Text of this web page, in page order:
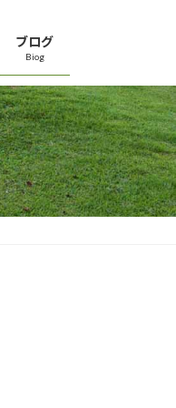
ブログ
Biog